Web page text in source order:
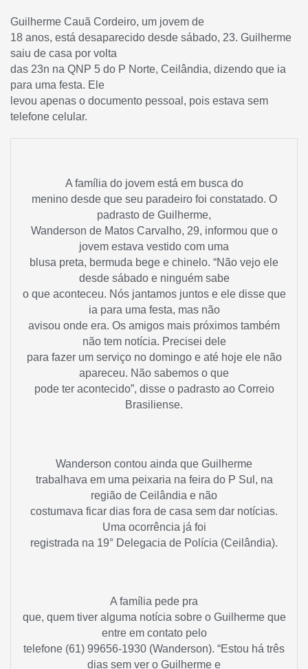
Guilherme Cauã Cordeiro, um jovem de
18 anos, está desaparecido desde sábado, 23. Guilherme
saiu de casa por volta
das 23n na QNP 5 do P Norte, Ceilândia, dizendo que ia
para uma festa. Ele
levou apenas o documento pessoal, pois estava sem
telefone celular.
A família do jovem está em busca do
menino desde que seu paradeiro foi constatado. O
padrasto de Guilherme,
Wanderson de Matos Carvalho, 29, informou que o
jovem estava vestido com uma
blusa preta, bermuda bege e chinelo. “Não vejo ele
desde sábado e ninguém sabe
o que aconteceu. Nós jantamos juntos e ele disse que
ia para uma festa, mas não
avisou onde era. Os amigos mais próximos também
não tem notícia. Precisei dele
para fazer um serviço no domingo e até hoje ele não
apareceu. Não sabemos o que
pode ter acontecido”, disse o padrasto ao Correio
Brasiliense.
Wanderson contou ainda que Guilherme
trabalhava em uma peixaria na feira do P Sul, na
região de Ceilândia e não
costumava ficar dias fora de casa sem dar notícias.
Uma ocorrência já foi
registrada na 19° Delegacia de Polícia (Ceilândia).
A família pede pra
que, quem tiver alguma notícia sobre o Guilherme que
entre em contato pelo
telefone (61) 99656-1930 (Wanderson). “Estou há três
dias sem ver o Guilherme e